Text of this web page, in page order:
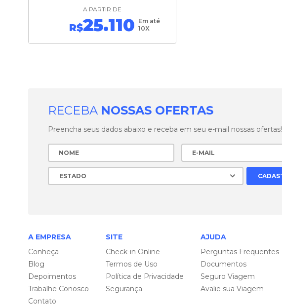
A PARTIR DE
R$25.110 Em até
10X
RECEBA NOSSAS OFERTAS
Preencha seus dados abaixo e receba em seu e-mail nossas ofertas!
A EMPRESA
Conheça
Blog
Depoimentos
Trabalhe Conosco
Contato
SITE
Check-in Online
Termos de Uso
Política de Privacidade
Segurança
AJUDA
Perguntas Frequentes
Documentos
Seguro Viagem
Avalie sua Viagem